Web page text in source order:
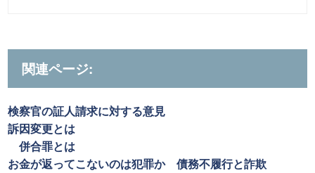
関連ページ:
検察官の証人請求に対する意見
訴因変更とは
併合罪とは
お金が返ってこないのは犯罪か 債務不履行と詐欺